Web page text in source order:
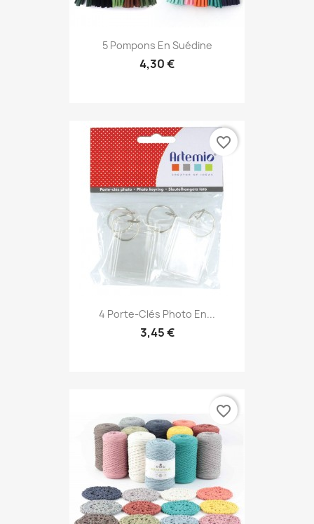
5 Pompons En Suédine
4,30 €
4 Porte-Clés Photo En...
3,45 €
favorite_border
favorite_border